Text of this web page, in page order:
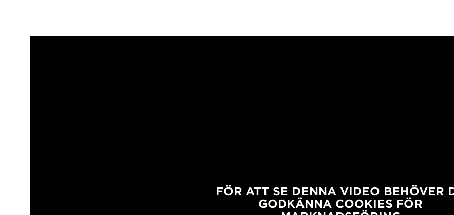
FÖR ATT SE DENNA VIDEO BEHÖVER
GODKÄNNA COOKIES FÖR